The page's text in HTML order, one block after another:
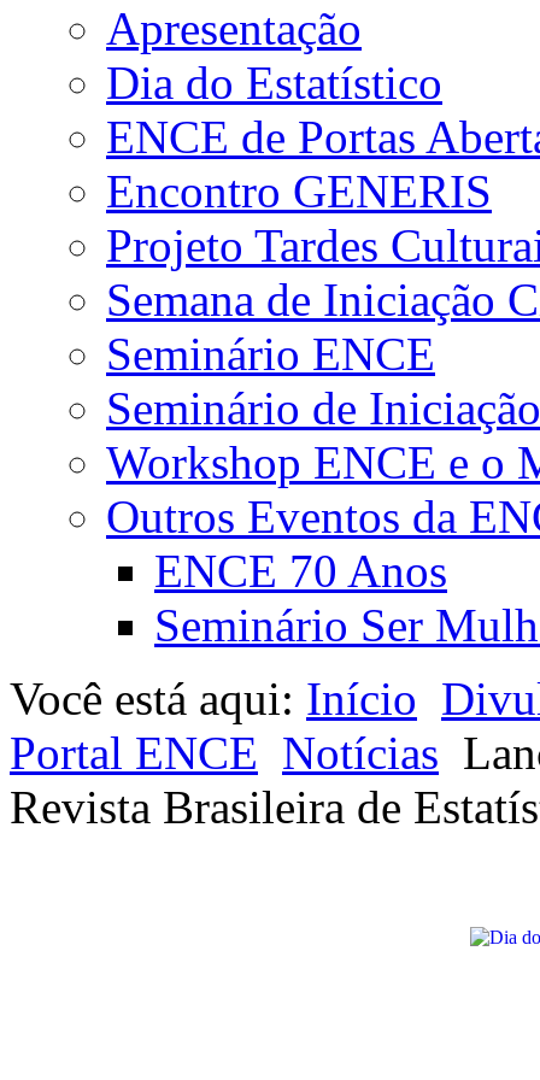
Apresentação
Dia do Estatístico
ENCE de Portas
Encontro GENERIS
Projeto Tardes
Semana de Iniciação
Seminário ENCE
Seminário de
Workshop ENCE e o
Outros Eventos da
ENCE 70 Anos
Seminário Ser
Você está aqui: Início
Portal ENCE Notícias
Revista Brasileira de